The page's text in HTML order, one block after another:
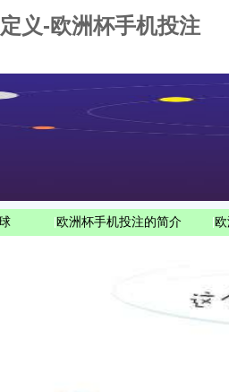
义-欧洲杯手机投注
欧洲杯手机投注的简介